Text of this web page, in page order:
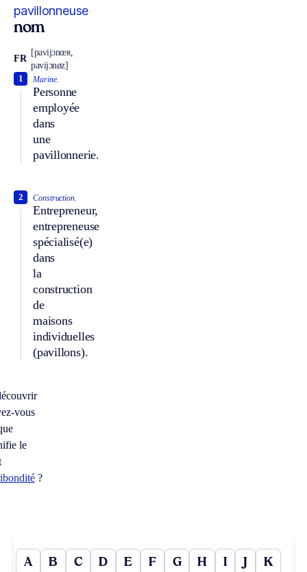
pavillonneuse
nom
FR
[pavijɔnœʀ,
pavijɔnøz]
Marine.
Personne
employée
dans
une
pavillonnerie.
1
Construction.
Entrepreneur,
entrepreneuse
spécialisé(e)
dans
la
construction
de
maisons
individuelles
(pavillons).
2
vous
le
?
A B C D E F G H I J K